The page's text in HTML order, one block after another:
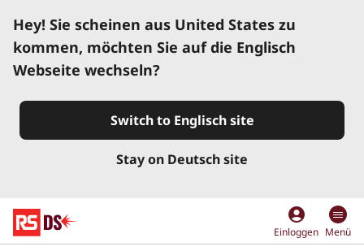
Hey! Sie scheinen aus United States zu
kommen, möchten Sie auf die Englisch
Webseite wechseln?
Switch to Englisch site
Stay on Deutsch site
account_circle
Einloggen Menü